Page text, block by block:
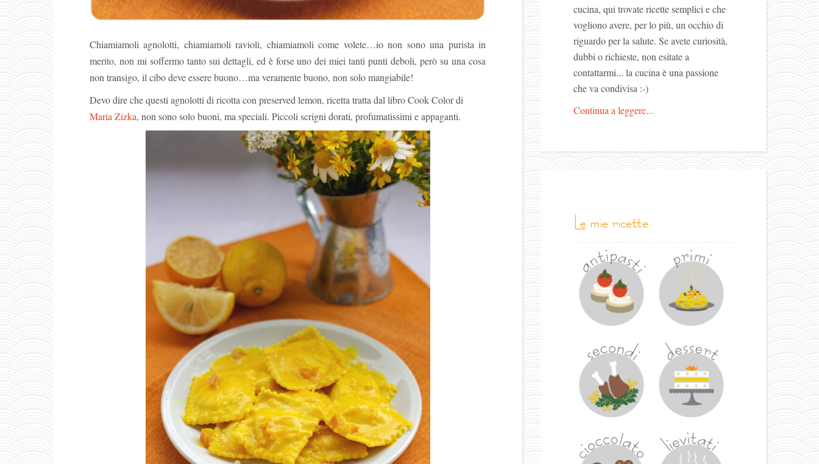
Chiamiamoli agnolotti, chiamiamoli ravioli, chiamiamoli come volete…io non sono una purista in
merito, non mi soffermo tanto sui dettagli, ed è forse uno dei miei tanti punti deboli, però su una cosa
non transigo, il cibo deve essere buono…ma veramente buono, non solo mangiabile!
Devo dire che questi agnolotti di ricotta con preserved lemon, ricetta tratta dal libro Cook Color di
Maria Zizka, non sono solo buoni, ma speciali. Piccoli scrigni dorati, profumatissimi e appaganti.
cucina, qui trovate ricette semplici e che
vogliono avere, per lo più, un occhio di
riguardo per la salute. Se avete curiosità,
dubbi o richieste, non esitate a
contattarmi... la cucina è una passione
che va condivisa :-)
Continua a leggere...
le mie ricette: